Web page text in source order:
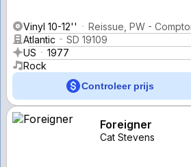
Vinyl 10-12''
Reissue, PW -
Atlantic
SD 19109
US
1977
Rock
Controleer prijs
Foreigner
Cat Stevens